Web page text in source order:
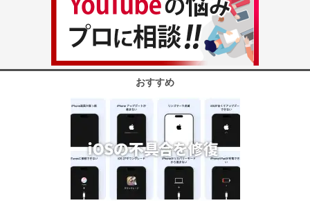
おすすめ